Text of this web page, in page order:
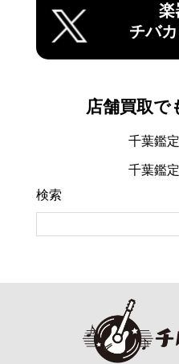
楽
チバ
店舗買取で
千葉鑑
千葉鑑
検索